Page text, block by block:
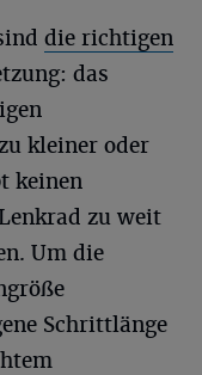
die richtigen
das
kleiner oder
keinen
zu weit
Um die
Schrittlänge